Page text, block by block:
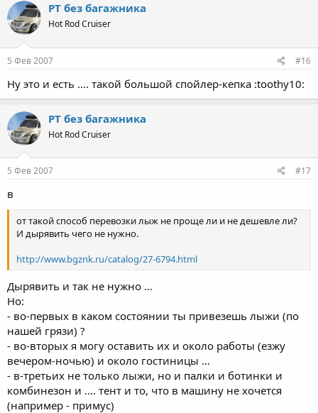
PT без багажника
Hot Rod Cruiser
5 Фев 2007 #16
Ну это и есть .... такой большой спойлер-кепка :toothy10:
PT без багажника
Hot Rod Cruiser
5 Фев 2007 #17
в
от такой способ перевозки лыж не проще ли и не дешевле ли?
И дырявить чего не нужно.
http://www.bgznk.ru/catalog/27-6794.html
Дырявить и так не нужно ...
Но:
- во-первых в каком состоянии ты привезешь лыжи (по
нашей грязи) ?
- во-вторых я могу оставить их и около работы (езжу
вечером-ночью) и около гостиницы ...
- в-третьих не только лыжи, но и палки и ботинки и
комбинезон и .... тент и то, что в машину не хочется
(например - примус)